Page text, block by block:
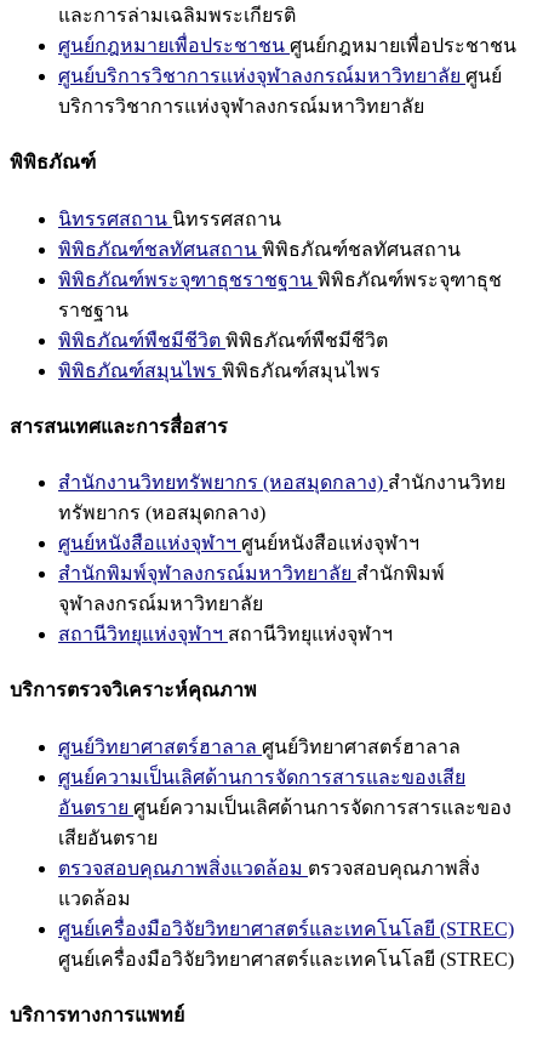
และการล่ามเฉลิมพระเกียรติ
ศูนย์กฎหมายเพื่อประชาชน ศูนย์กฎหมายเพื่อประชาชน
ศูนย์บริการวิชาการแห่งจุฬาลงกรณ์มหาวิทยาลัย ศูนย์
บริการวิชาการแห่งจุฬาลงกรณ์มหาวิทยาลัย
พิพิธภัณฑ์
นิทรรศสถาน นิทรรศสถาน
พิพิธภัณฑ์ชลทัศนสถาน พิพิธภัณฑ์ชลทัศนสถาน
พิพิธภัณฑ์พระจุฑาธุชราชฐาน พิพิธภัณฑ์พระจุฑาธุช
ราชฐาน
พิพิธภัณฑ์พืชมีชีวิต พิพิธภัณฑ์พืชมีชีวิต
พิพิธภัณฑ์สมุนไพร พิพิธภัณฑ์สมุนไพร
สารสนเทศและการสื่อสาร
สำนักงานวิทยทรัพยากร (หอสมุดกลาง) สำนักงานวิทย
ทรัพยากร (หอสมุดกลาง)
ศูนย์หนังสือแห่งจุฬาฯ ศูนย์หนังสือแห่งจุฬาฯ
สำนักพิมพ์จุฬาลงกรณ์มหาวิทยาลัย สำนักพิมพ์
จุฬาลงกรณ์มหาวิทยาลัย
สถานีวิทยุแห่งจุฬาฯ สถานีวิทยุแห่งจุฬาฯ
บริการตรวจวิเคราะห์คุณภาพ
ศูนย์วิทยาศาสตร์ฮาลาล ศูนย์วิทยาศาสตร์ฮาลาล
ศูนย์ความเป็นเลิศด้านการจัดการสารและของเสีย
อันตราย ศูนย์ความเป็นเลิศด้านการจัดการสารและของ
เสียอันตราย
ตรวจสอบคุณภาพสิ่งแวดล้อม ตรวจสอบคุณภาพสิ่ง
แวดล้อม
ศูนย์เครื่องมือวิจัยวิทยาศาสตร์และเทคโนโลยี (STREC)
ศูนย์เครื่องมือวิจัยวิทยาศาสตร์และเทคโนโลยี (STREC)
บริการทางการแพทย์